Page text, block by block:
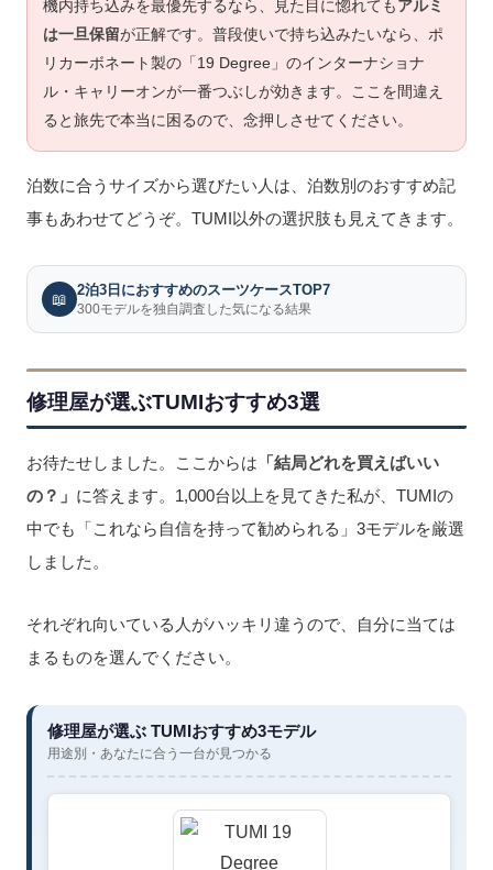
機内持ち込みを最優先するなら、見た目に惚れても アルミ
は一旦保留が正解です。普段使いで持ち込みたいなら、ポ
リカーボネート製の「19 Degree」のインターナショナ
ル・キャリーオンが一番つぶしが効きます。ここを間違え
ると旅先で本当に困るので、念押しさせてください。
泊数に合うサイズから選びたい人は、泊数別のおすすめ記
事もあわせてどうぞ。TUMI以外の選択肢も見えてきます。
📖 2泊3日におすすめのスーツケースTOP7
300モデルを独自調査した気になる結果
修理屋が選ぶTUMIおすすめ3選
お待たせしました。ここからは 「結局どれを買えばいい
の？」 に答えます。1,000台以上を見てきた私が、TUMIの
中でも「これなら自信を持って勧められる」3モデルを厳選
しました。
それぞれ向いている人がハッキリ違うので、自分に当ては
まるものを選んでください。
修理屋が選ぶ TUMIおすすめ3モデル
用途別・あなたに合う一台が見つかる